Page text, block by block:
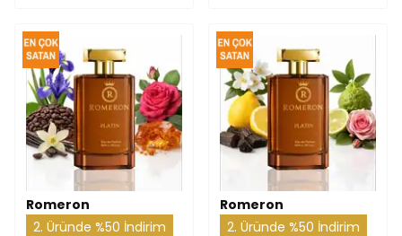
Romeron
2. Üründe %50 İndirim
Romeron
2. Üründe %50 İndirim